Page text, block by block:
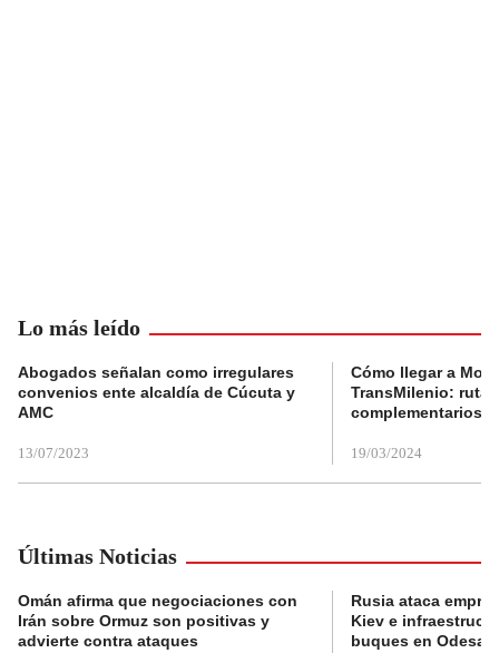
Lo más leído
Abogados señalan como irregulares
convenios ente alcaldía de Cúcuta y
AMC
13/07/2023
Cómo llegar a
TransMilenio:
complementarios
19/03/2024
Últimas Noticias
Omán afirma que negociaciones con
Irán sobre Ormuz son positivas y
advierte contra ataques
Rusia ataca
Kiev e
buques en Odesa